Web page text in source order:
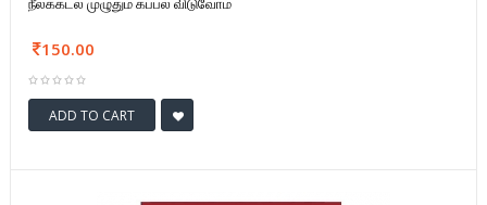
150.00
ADD TO CART